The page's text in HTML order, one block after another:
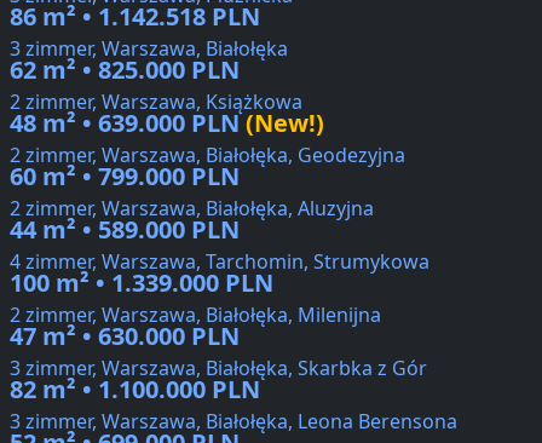
86 m² • 1.142.518 PLN
3 zimmer, Warszawa, Białołęka
62 m² • 825.000 PLN
2 zimmer, Warszawa, Książkowa
48 m² • 639.000 PLN(New!)
2 zimmer, Warszawa, Białołęka, Geodezyjna
60 m² • 799.000 PLN
2 zimmer, Warszawa, Białołęka, Aluzyjna
44 m² • 589.000 PLN
4 zimmer, Warszawa, Tarchomin, Strumykowa
100 m² • 1.339.000 PLN
2 zimmer, Warszawa, Białołęka, Milenijna
47 m² • 630.000 PLN
3 zimmer, Warszawa, Białołęka, Skarbka z Gór
82 m² • 1.100.000 PLN
3 zimmer, Warszawa, Białołęka, Leona Berensona